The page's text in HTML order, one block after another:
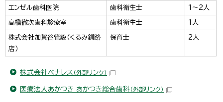
エンゼル歯科医院 歯科衛生士 1～2人
高橋徹次歯科診療室 歯科衛生士 1人
株式会社加賀谷管設（くるみ釧路
店）
保育士 2人
株式会社ベナレス （外部リンク）
医療法人あかつき あかつき総合歯科 （外部リンク）